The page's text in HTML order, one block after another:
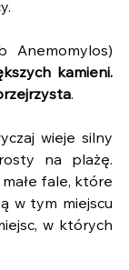
Anemomylos)
kamieni.
.
wieje silny
na plażę.
fale, które
w tym miejscu
w których